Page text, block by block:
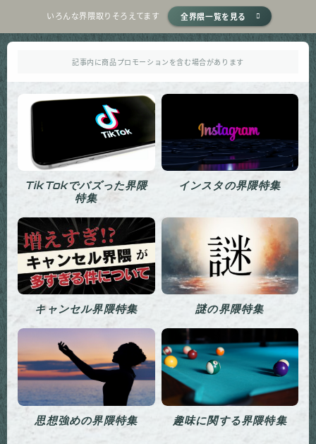
いろんな界隈取りそろえてます 全界隈一覧を見る
記事内に商品プロモーションを含む場合があります
TikTokでバズった界隈
特集
インスタの界隈特集
キャンセル界隈特集 謎の界隈特集
思想強めの界隈特集 趣味に関する界隈特集